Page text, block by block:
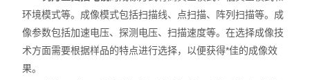
环境模式等。成像模式包括扫描线、点扫描、阵列扫描等。成
像参数包括加速电压、探测电压、扫描速度等。在选择成像技
术方面需要根据样品的特点进行选择，以便获得*佳的成像效
果。